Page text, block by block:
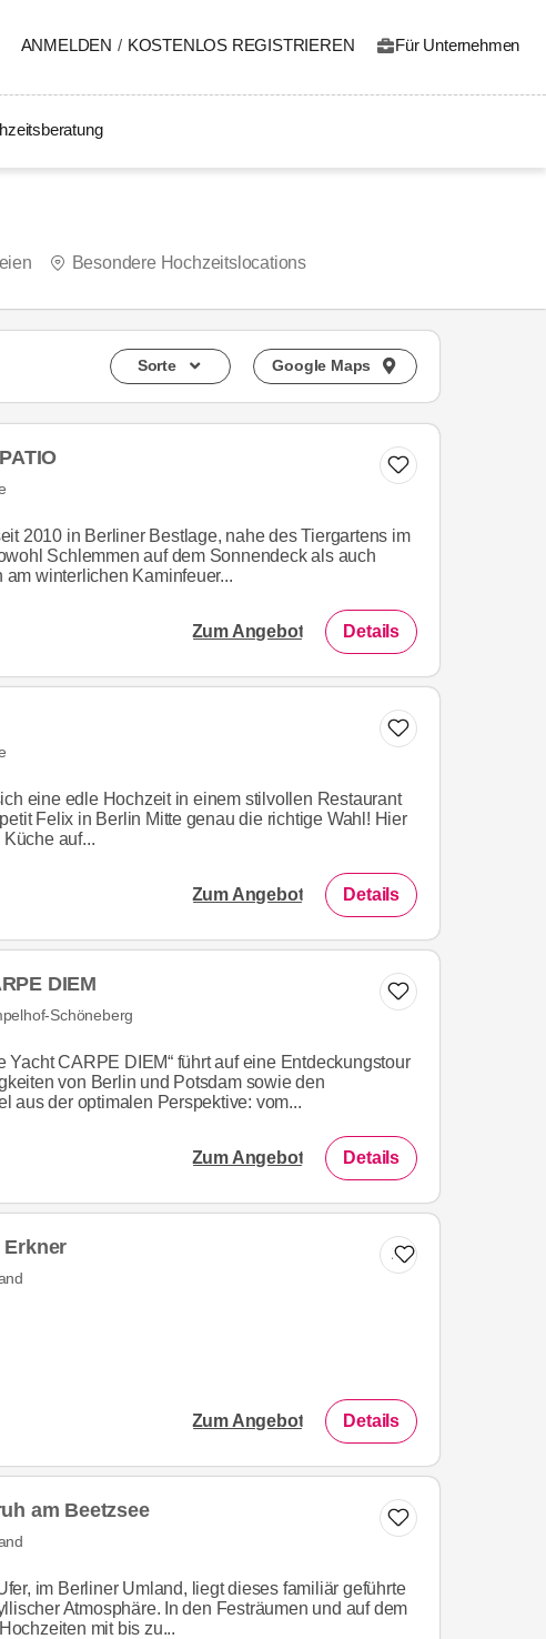
ANMELDEN / KOSTENLOS REGISTRIEREN Für Unternehmen
Besondere Hochzeitslocations
Sorte Google Maps
2010 in Berliner Bestlage, nahe des Tiergartens im
Schlemmen auf dem Sonnendeck als auch
winterlichen Kaminfeuer...
Zum Angebot Details
eine edle Hochzeit in einem stilvollen Restaurant
Felix in Berlin Mitte genau die richtige Wahl! Hier
auf...
Zum Angebot Details
DIEM
Schöneberg
Yacht CARPE DIEM“ führt auf eine Entdeckungstour
von Berlin und Potsdam sowie den
aus der optimalen Perspektive: vom...
Zum Angebot Details
Zur Liste hinzufügen
Zum Angebot Details
am Beetzsee
im Berliner Umland, liegt dieses familiär geführte
Atmosphäre. In den Festräumen und auf dem
mit bis zu...